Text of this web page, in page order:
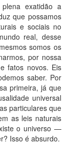
exatidão a
que possamos
e sociais no
real, desse
somos os
por nossa
fatos novos. Eis
saber. Por
primeira, já que
universal
particulares que
as leis naturais
o universo —
Isso é absurdo.